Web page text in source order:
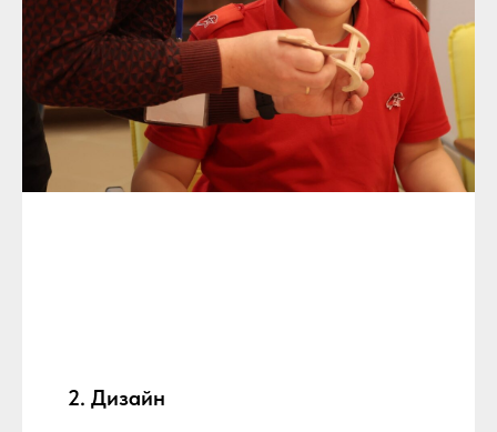
2. Дизайн